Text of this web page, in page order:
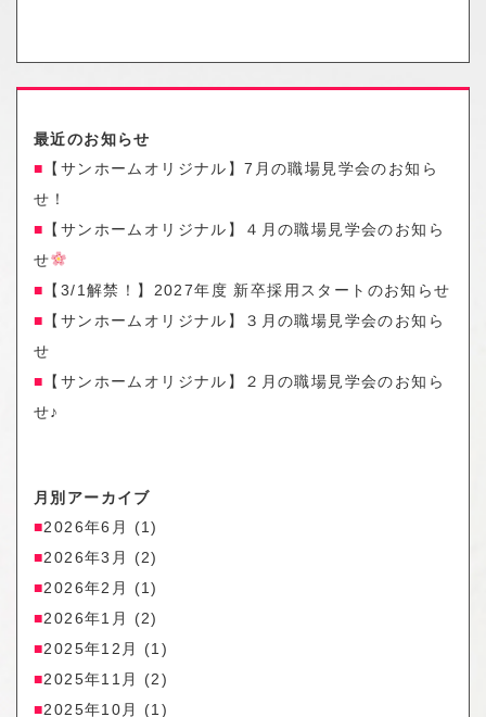
最近のお知らせ
【サンホームオリジナル】7月の職場見学会のお知ら
せ！
【サンホームオリジナル】４月の職場見学会のお知ら
せ
【3/1解禁！】2027年度 新卒採用スタートのお知らせ
【サンホームオリジナル】３月の職場見学会のお知ら
せ
【サンホームオリジナル】２月の職場見学会のお知ら
せ♪
月別アーカイブ
2026年6月
(1)
2026年3月
(2)
2026年2月
(1)
2026年1月
(2)
2025年12月
(1)
2025年11月
(2)
2025年10月
(1)